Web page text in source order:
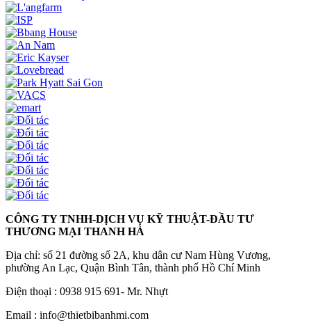
CÔNG TY TNHH-DỊCH VỤ KỸ THUẬT-ĐẦU TƯ
THƯƠNG MẠI THANH HÀ
Địa chỉ: số 21 đường số 2A, khu dân cư Nam Hùng Vương,
phường An Lạc, Quận Bình Tân, thành phố Hồ Chí Minh
Điện thoại : 0938 915 691- Mr. Nhựt
Email : info@thietbibanhmi.com